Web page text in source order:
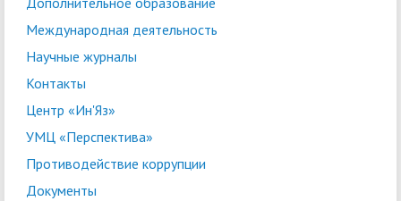
Международная деятельность
Научные журналы
Контакты
Центр «Ин'Яз»
УМЦ «Перспектива»
Противодействие коррупции
Документы